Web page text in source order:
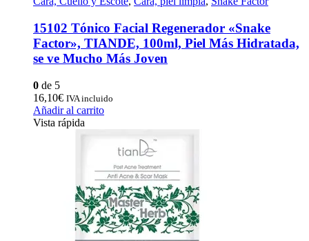
15102 Tónico Facial Regenerador «Snake
Factor», TIANDE, 100ml, Piel Más Hidratada,
se ve Mucho Más Joven
0 de 5
16,10€ IVA incluido
Añadir al carrito
Vista rápida